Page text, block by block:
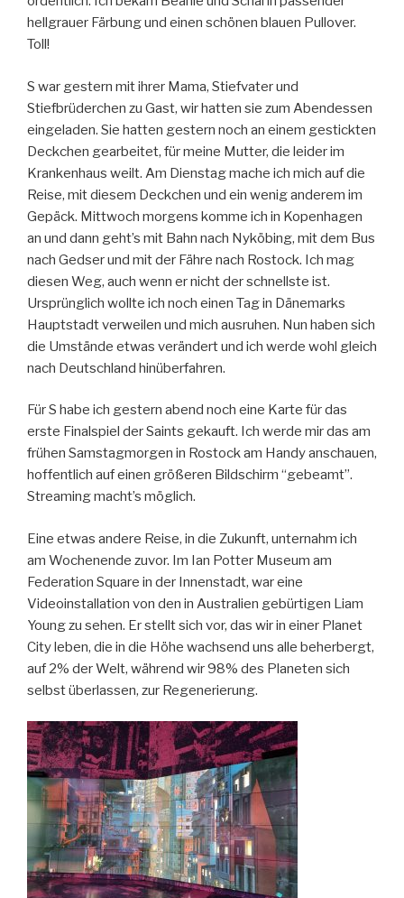
hellgrauer Färbung und einen schönen blauen Pullover.
Toll!
S war gestern mit ihrer Mama, Stiefvater und
Stiefbrüderchen zu Gast, wir hatten sie zum Abendessen
eingeladen. Sie hatten gestern noch an einem gestickten
Deckchen gearbeitet, für meine Mutter, die leider im
Krankenhaus weilt. Am Dienstag mache ich mich auf die
Reise, mit diesem Deckchen und ein wenig anderem im
Gepäck. Mittwoch morgens komme ich in Kopenhagen
an und dann geht’s mit Bahn nach Nyköbing, mit dem Bus
nach Gedser und mit der Fähre nach Rostock. Ich mag
diesen Weg, auch wenn er nicht der schnellste ist.
Ursprünglich wollte ich noch einen Tag in Dänemarks
Hauptstadt verweilen und mich ausruhen. Nun haben sich
die Umstände etwas verändert und ich werde wohl gleich
nach Deutschland hinüberfahren.
Für S habe ich gestern abend noch eine Karte für das
erste Finalspiel der Saints gekauft. Ich werde mir das am
frühen Samstagmorgen in Rostock am Handy anschauen,
hoffentlich auf einen größeren Bildschirm “gebeamt”.
Streaming macht’s möglich.
Eine etwas andere Reise, in die Zukunft, unternahm ich
am Wochenende zuvor. Im Ian Potter Museum am
Federation Square in der Innenstadt, war eine
Videoinstallation von den in Australien gebürtigen Liam
Young zu sehen. Er stellt sich vor, das wir in einer Planet
City leben, die in die Höhe wachsend uns alle beherbergt,
auf 2% der Welt, während wir 98% des Planeten sich
selbst überlassen, zur Regenerierung.